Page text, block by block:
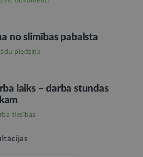
no slimības pabalsta
piedziņa
laiks – darba stundas
tiesības